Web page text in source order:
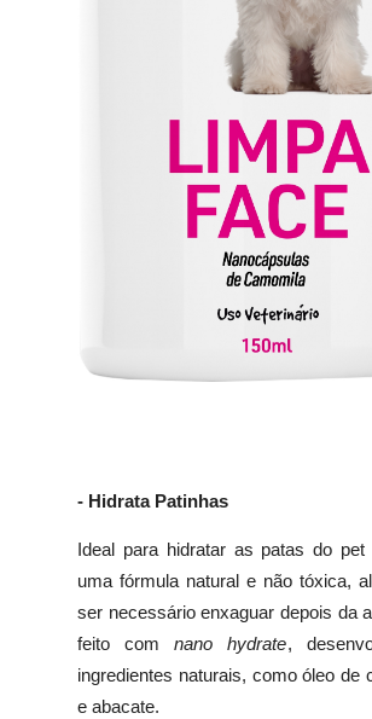
- Hidrata Patinhas
Ideal para hidratar as patas do
uma fórmula natural e não tóxica,
ser necessário enxaguar depois da
feito comnano hydrate,
ingredientes naturais, como óleo de
e abacate.